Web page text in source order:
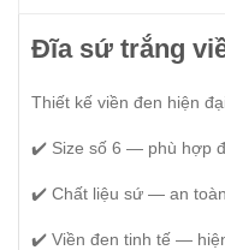
Đĩa sứ trắng
Thiết kế viền đen hiện
✔️ Size số 6 — phù hợp
✔️ Chất liệu sứ — an
✔️ Viền đen tinh tế —